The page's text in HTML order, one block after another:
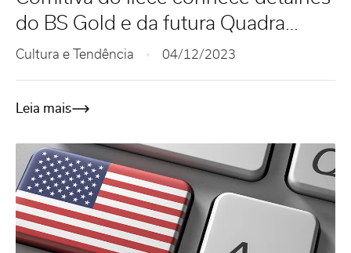
do BS Gold e da futura Quadra
BSPAR
Cultura e Tendência 04/12/2023
Leia mais